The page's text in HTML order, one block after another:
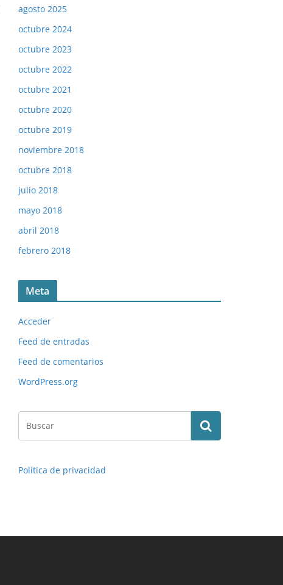
agosto 2025
octubre 2024
octubre 2023
octubre 2022
octubre 2021
octubre 2020
octubre 2019
noviembre 2018
octubre 2018
julio 2018
mayo 2018
abril 2018
febrero 2018
Meta
Acceder
Feed de entradas
Feed de comentarios
WordPress.org
Política de privacidad